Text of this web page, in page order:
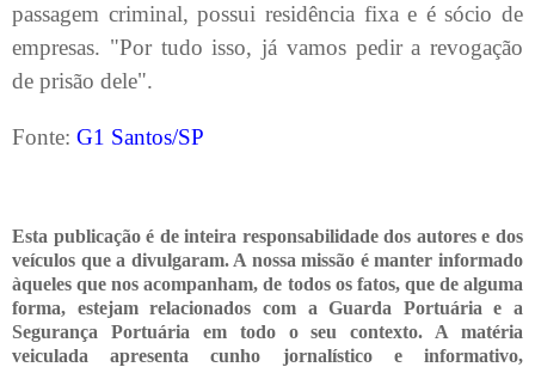
passagem criminal, possui residência fixa e é sócio de
empresas. "Por tudo isso, já vamos pedir a revogação
de prisão dele".
Fonte: G1 Santos/SP
Esta publicação é de inteira responsabilidade dos autores e dos
veículos que a divulgaram. A nossa missão é manter informado
àqueles que nos acompanham, de todos os fatos, que de alguma
forma, estejam relacionados com a Guarda Portuária e a
Segurança Portuária em todo o seu contexto. A matéria
veiculada apresenta cunho jornalístico e informativo,